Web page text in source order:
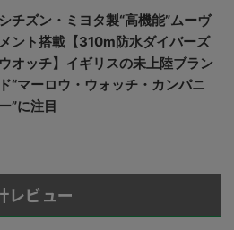
シチズン・ミヨタ製“高機能”ムーヴ
メント搭載【310m防水ダイバーズ
ウオッチ】イギリスの未上陸ブラン
ド“マーロウ・ウォッチ・カンパニ
ー”に注目
レビュー